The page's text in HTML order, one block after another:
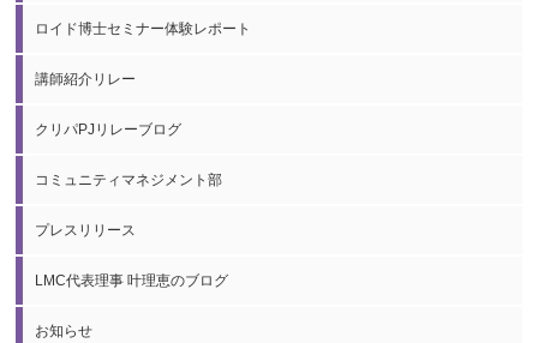
ロイド博士セミナー体験レポート
講師紹介リレー
クリパPJリレーブログ
コミュニティマネジメント部
プレスリリース
LMC代表理事 叶理恵のブログ
お知らせ